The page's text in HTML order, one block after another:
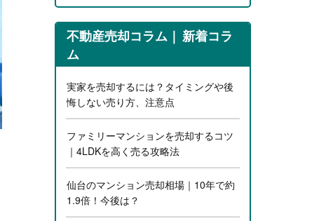
不動産売却コラム
新着コラ
ム
実家を売却するには？タイミングや後
悔しない売り方、注意点
ファミリーマンションを売却するコツ
｜4LDKを高く売る攻略法
仙台のマンション売却相場｜10年で約
1.9倍！今後は？